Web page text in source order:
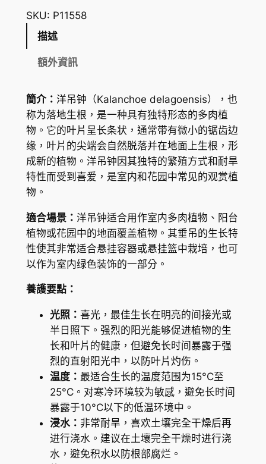
鐘
/
K
a
l
a
n
c
h
o
e
d
e
a
SKU: P11558
描述
額外資訊
簡介： 洋吊钟（Kalanchoe delagoensis），也
称为落地生根，是一种具有独特形态的多肉植
物。它的叶片呈长条状，通常带有微小的锯齿边
缘，叶片的尖端会自然脱落并在地面上生根，形
成新的植物。洋吊钟因其独特的繁殖方式和耐旱
特性而受到喜爱，是室内和花园中常见的观赏植
物。
適合場景： 洋吊钟适合用作室内多肉植物、阳台
植物或花园中的地面覆盖植物。其垂吊的生长特
性使其非常适合悬挂容器或悬挂篮中栽培，也可
以作为室内绿色装饰的一部分。
養護要點：
光照： 喜光，最佳生长在明亮的间接光或
半日照下。强烈的阳光能够促进植物的生
长和叶片的健康，但避免长时间暴露于强
烈的直射阳光中，以防叶片灼伤。
温度： 最适合生长的温度范围为15°C至
25°C。对寒冷环境较为敏感，避免长时间
暴露于10°C以下的低温环境中。
浸水： 非常耐旱，喜欢土壤完全干燥后再
进行浇水。建议在土壤完全干燥时进行浇
水，避免积水以防根部腐烂。